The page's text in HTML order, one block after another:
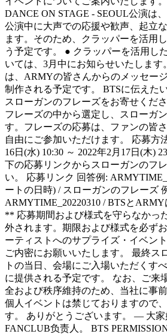
DANCE ON STAGE - SEOUL公演は
公演中に大声での応援や歓声、起立
ます。そのため、クラッパーを活用
う予定です。 ● クラッパーを活用し
いては、3月中にお知らせいたします
は、ARMYの皆さんからのメッセー
制作される予定です。 BTSに伝えた
スローガンのフレーズをお寄せくだ
フレーズの中から選定し、スローガ
す。フレーズの応募は、ファンの皆
自由にご参加いただけます。 応募方
16日(水) 10:30 ～ 2022年2月17日(木)
下の応募リンクからスローガンのフ
い。 応募リンク 回答例:
ートの日時) / スローガンのフレーズ
ARMYTIME_20220310 / BTSと
** 応募期間および様式を守らなかっ
外されます。期限および様式を必ず
ーティストへのサプライズ・イベン
ご内密にお願いいたします。 最終ス
トの当日、会場にご入場いただくす
に提供される予定です。 なお、ご来
全および秩序維持のため、当社に事
個人イベントは禁じておりますので
す。 ありがとうございます。 — 大家
FANCLUB负责人。 BTS